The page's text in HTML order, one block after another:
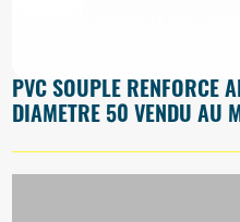
PVC SOUPLE RENFORCÉ
DIAMETRE 50 VENDU AU